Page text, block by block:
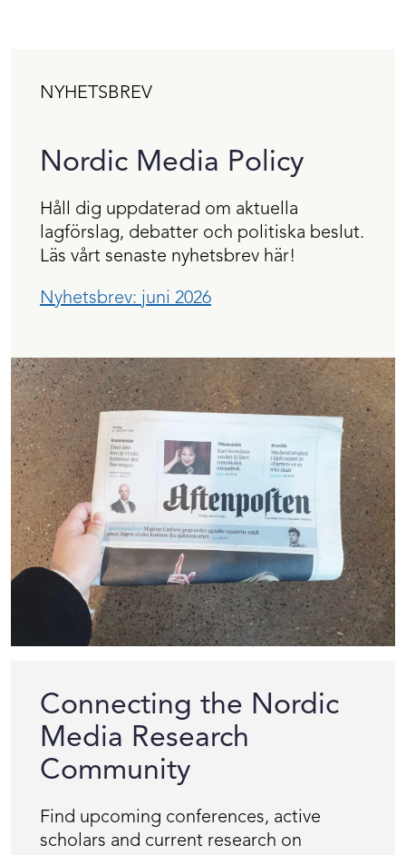
NYHETSBREV
Nordic Media Policy
Håll dig uppdaterad om aktuella
lagförslag, debatter och politiska beslut.
Läs vårt senaste nyhetsbrev här!
Nyhetsbrev: juni 2026
Connecting the Nordic
Media Research
Community
Find upcoming conferences, active
scholars and current research on